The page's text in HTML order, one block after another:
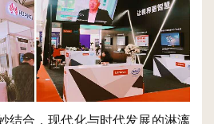
结合，现代化与时代发展的淋漓